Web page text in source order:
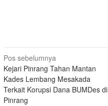
Navigasi
pos
Pos sebelumnya
Kejari Pinrang Tahan Mantan
Kades Lembang Mesakada
Terkait Korupsi Dana BUMDes di
Pinrang